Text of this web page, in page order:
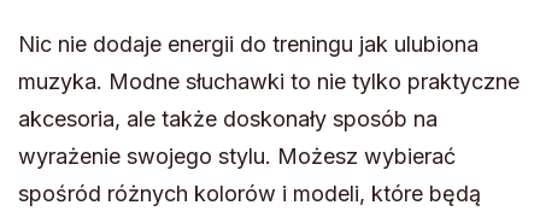
Nic nie dodaje energii do treningu jak ulubiona
muzyka. Modne słuchawki to nie tylko praktyczne
akcesoria, ale także doskonały sposób na
wyrażenie swojego stylu. Możesz wybierać
spośród różnych kolorów i modeli, które będą